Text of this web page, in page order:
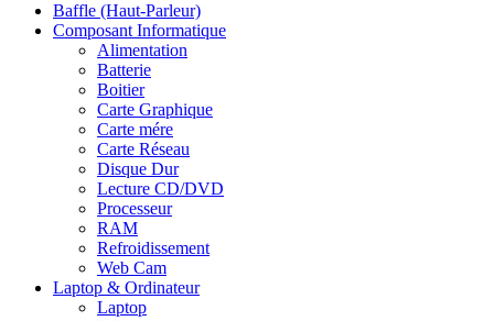
Baffle (Haut-Parleur)
Composant Informatique
Alimentation
Batterie
Boitier
Carte Graphique
Carte mére
Carte Réseau
Disque Dur
Lecture CD/DVD
Processeur
RAM
Refroidissement
Web Cam
Laptop & Ordinateur
Laptop